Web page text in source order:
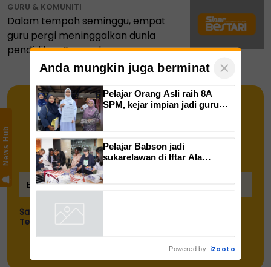
GURU & KOMUNITI
Dalam tempoh seminggu, empat
guru pergi meninggalkan dunia
pendidikan Sarawak
Dapatkan Info semasa pendidikan
terus ke inbox anda!
Saya telah memahami dan bersetuju dengan
Terma & Syarat
News Hub
Anda mungkin juga berminat ×
Pelajar Orang Asli raih 8A
SPM, kejar impian jadi guru
Pelajar Babson jadi
sukarelawan di Iftar Ala
Powered by iZooto